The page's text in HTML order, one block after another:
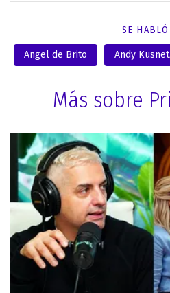
SE
Angel de Brito Andy
Más sobre